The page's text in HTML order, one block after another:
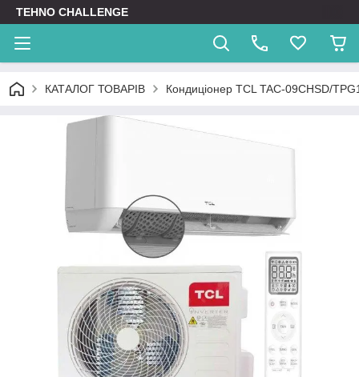
TEHNO CHALLENGE
КАТАЛОГ ТОВАРІВ Кондиціонер TCL TAC-09CHSD/